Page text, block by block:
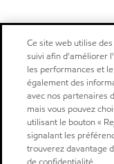
Ce site web utilise
suivi afin d'améliorer
les performances et
également des
avec nos partenaires
mais vous pouvez
utilisant le bouton «
signalant les
trouverez davantage